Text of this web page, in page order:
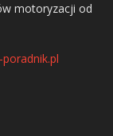
motoryzacji od